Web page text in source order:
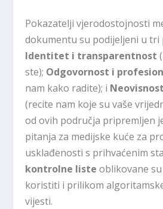
Pokazatelji vjerodostojnosti
dokumentu su podijeljeni u tri
Identitet i transparentnost
ste); Odgovornost i
nam kako radite); i
(recite nam koje su vaše
od ovih područja pripremljen
pitanja za medijske kuće za
usklađenosti s prihvaćenim
kontrolne liste oblikovane
koristiti i prilikom
vijesti.